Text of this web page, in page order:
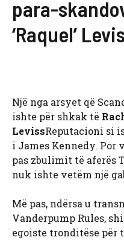
para-
‘Raquel’
Një nga arsyet që
ishte për shkak të
LevissReputacioni si
i James Kennedy. Por
pas zbulimit të aferës
nuk ishte vetëm një
Më pas, ndërsa u
Vanderpump Rules,
egoiste tronditëse për